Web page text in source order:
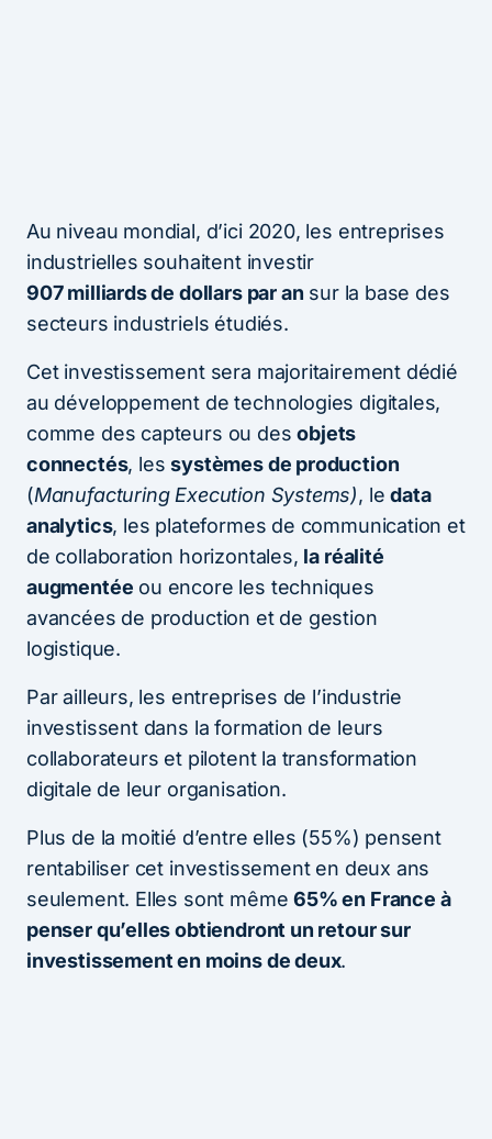
Au niveau mondial, d’ici 2020, les entreprises
industrielles souhaitent investir
907 milliards de dollars par an sur la base des
secteurs industriels étudiés.
Cet investissement sera majoritairement dédié
au développement de technologies digitales,
comme des capteurs ou desobjets
connectés, lessystèmes de production
(Manufacturing Execution Systems), ledata
analytics, les plateformes de communication et
de collaboration horizontales, la réalité
augmentée ou encore les techniques
avancées de production et de gestion
logistique.
Par ailleurs, les entreprises de l’industrie
investissent dans la formation de leurs
collaborateurs et pilotent la transformation
digitale de leur organisation.
Plus de la moitié d’entre elles (55%) pensent
rentabiliser cet investissement en deux ans
seulement. Elles sont même65% en France à
penser qu’elles obtiendront un retour sur
investissement en moins de deux.